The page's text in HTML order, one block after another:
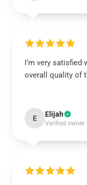
I’m very satisfied
overall quality of
E Elijah
Verified owner